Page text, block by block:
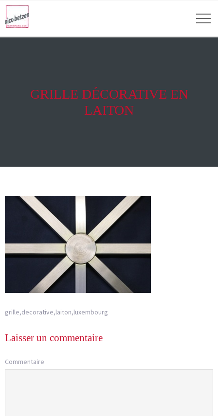
GRILLE DÉCORATIVE EN
LAITON
grille,decorative,laiton,luxembourg
Laisser un commentaire
Commentaire